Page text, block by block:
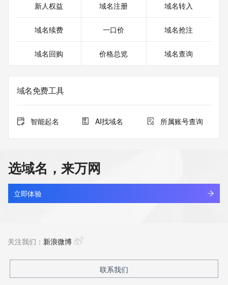
新人权益 域名注册 域名转入
域名续费 一口价 域名抢注
域名回购 价格总览 域名查询
域名免费工具
智能起名 AI找域名 所属账号查询
选域名，来万网
立即体验
关注我们： 新浪微博
联系我们